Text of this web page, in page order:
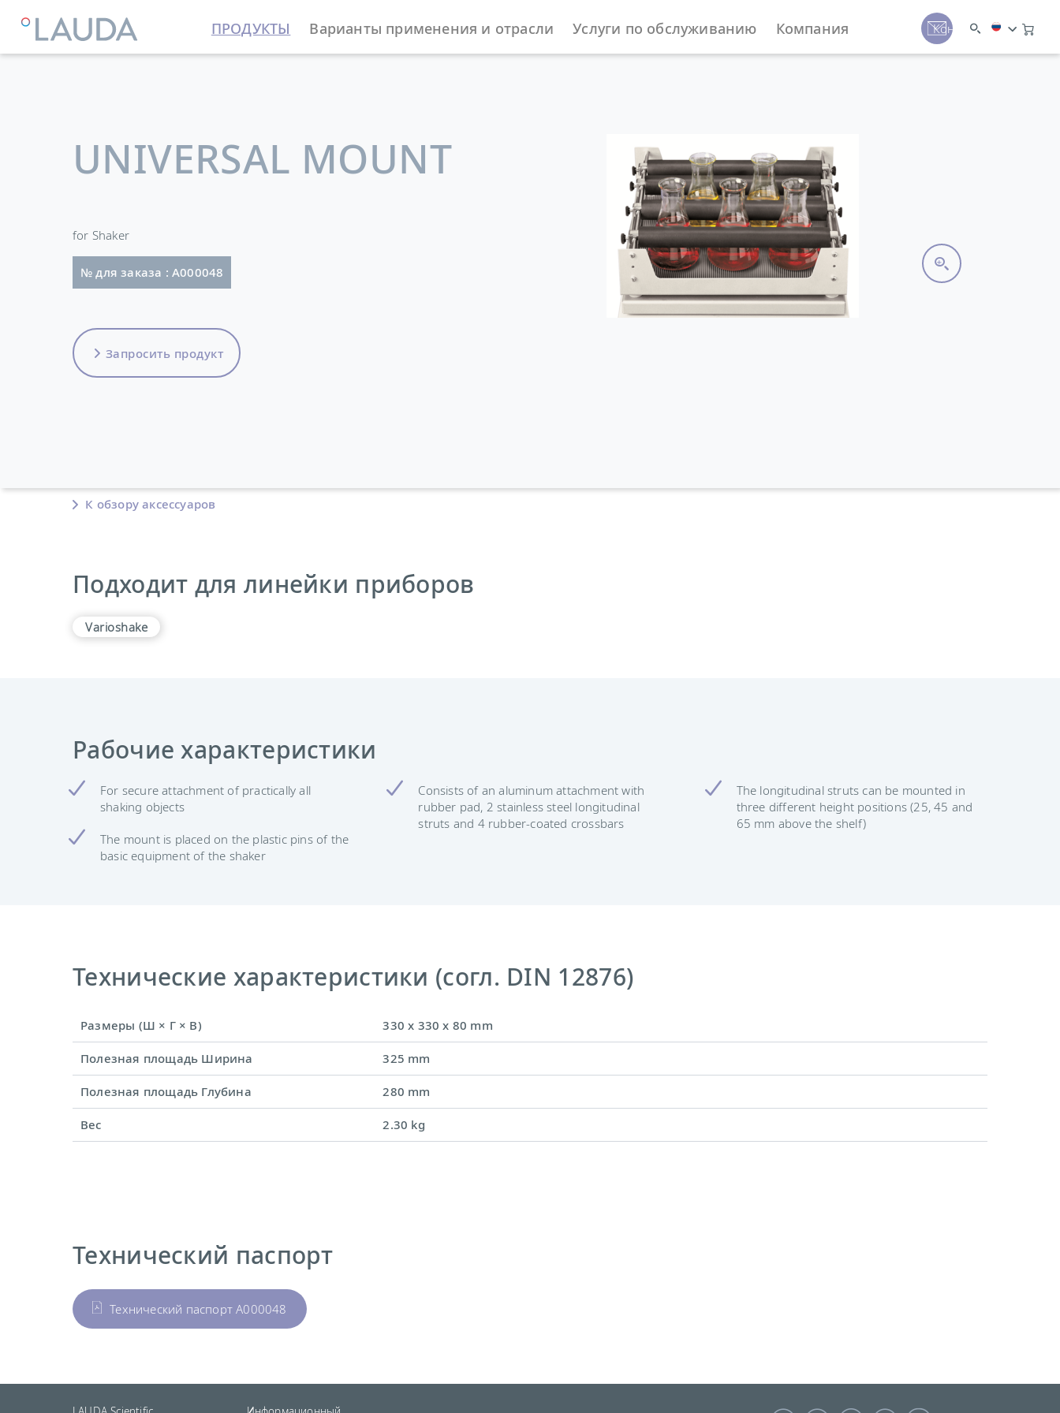
ПРОДУКТЫ Варианты применения и отрасли Услуги по обслуживанию Компания Контакты
LAUDA Термостатирующие устройства Принадлежности
UNIVERSAL MOUNT
for Shaker
№ для заказа : A000048
Запросить продукт
К обзору аксессуаров
Подходит для линейки приборов
Varioshake
Рабочие характеристики
For secure attachment of practically all
shaking objects
The mount is placed on the plastic pins of the
basic equipment of the shaker
Consists of an aluminum attachment with
rubber pad, 2 stainless steel longitudinal
struts and 4 rubber-coated crossbars
The longitudinal struts can be mounted in
three different height positions (25, 45 and
65 mm above the shelf)
Технические характеристики (согл. DIN 12876)
Размеры (Ш × Г × В) 330 x 330 x 80 mm
Полезная площадь Ширина 325 mm
Полезная площадь Глубина 280 mm
Вес 2.30 kg
Технический паспорт
Технический паспорт A000048